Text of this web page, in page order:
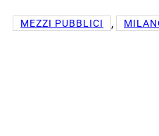
MEZZI PUBBLICI ,